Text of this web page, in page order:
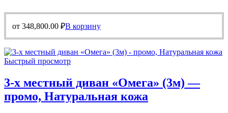
от 348,800.00 ₽В корзину
Быстрый просмотр
3-х местный диван «Омега» (3м) —
промо, Натуральная кожа